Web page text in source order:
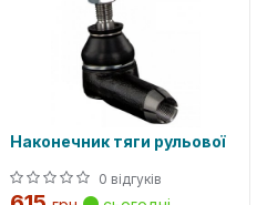
Наконечник тяги рульової
0 відгуків